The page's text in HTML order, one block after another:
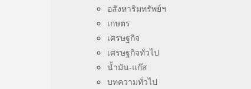
อสังหาริมทรัพย์ฯ
เกษตร
เศรษฐกิจ
เศรษฐกิจทั่วไป
น้ำมัน-แก๊ส
บทความทั่วไป